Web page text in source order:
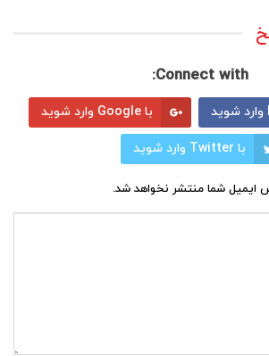
Connect with:
با Google وارد شوید
با Twitter وارد شوید
ایمیل شما منتشر نخواهد شد.